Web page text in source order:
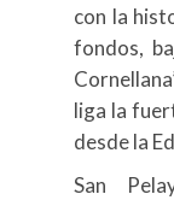
con la
fondos,
liga la
desde la
San